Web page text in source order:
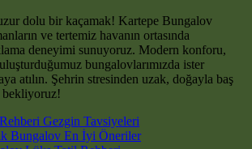
dolu bir kaçamak! Kartepe Bungalov
ve tertemiz havanın ortasında
deneyimi sunuyoruz. Modern konforu,
bungalovlarımızda ister
atılın. Şehrin stresinden uzak, doğayla baş
bekliyoruz!
Gezgin Tavsiyeleri
Bungalov En İyi Öneriler